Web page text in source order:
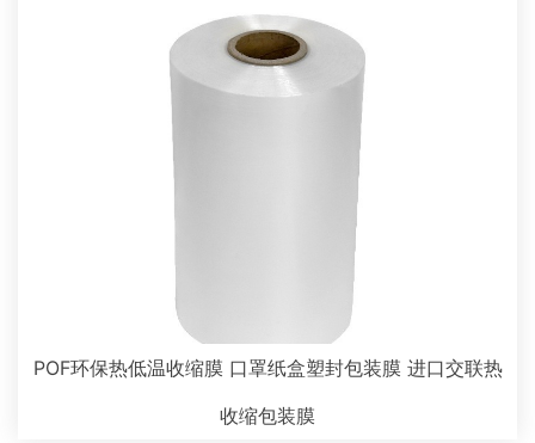
POF环保热低温收缩膜 口罩纸盒塑封包装膜 进口交联热
收缩包装膜